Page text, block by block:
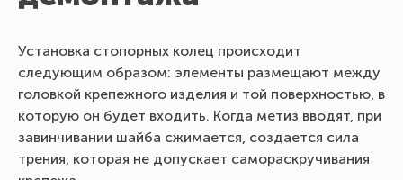
Установка стопорных колец происходит
следующим образом: элементы размещают между
головкой крепежного изделия и той поверхностью, в
которую он будет входить. Когда метиз вводят, при
завинчивании шайба сжимается, создается сила
трения, которая не допускает самораскручивания